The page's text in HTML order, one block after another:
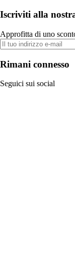
Iscriviti alla
Approfitta di uno
Rimani connesso
Seguici sui social